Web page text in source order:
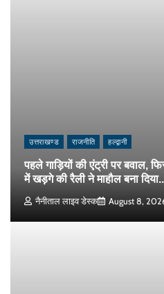
उत्तराखण्ड राजनीति हल्द्वानी
पहले गाड़ियों की एंट्री पर बवाल,
में खड़गे की रैली ने माहौल बना दिया..
नैनीताल लाइव डेस्क August 8,